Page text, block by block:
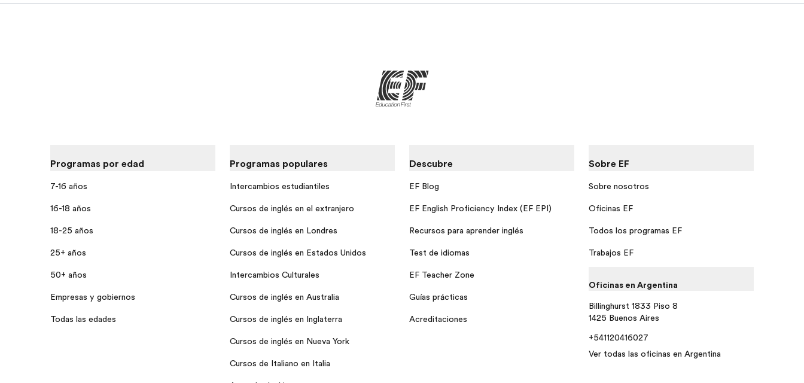
Programas por edad
7-16 años
16-18 años
18-25 años
25+ años
50+ años
Empresas y gobiernos
Todas las edades
Programas populares
Intercambios estudiantiles
Cursos de inglés en el extranjero
Cursos de inglés en Londres
Cursos de inglés en Estados Unidos
Intercambios Culturales
Cursos de inglés en Australia
Cursos de inglés en Inglaterra
Cursos de inglés en Nueva York
Cursos de Italiano en Italia
Descubre
EF Blog
EF English Proficiency Index (EF EPI)
Recursos para aprender inglés
Test de idiomas
EF Teacher Zone
Guías prácticas
Acreditaciones
Sobre EF
Sobre nosotros
Oficinas EF
Todos los programas EF
Trabajos EF
Oficinas en Argentina
Billinghurst 1833 Piso 8
1425 Buenos Aires
+541120416027
Ver todas las oficinas en Argentina